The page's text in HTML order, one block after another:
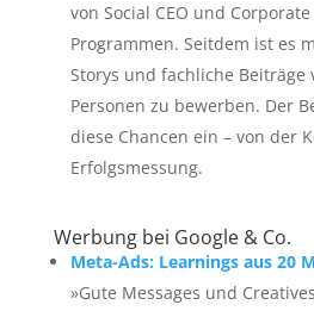
von Social CEO und
Programmen. Seitdem ist es
Storys und fachliche Beiträge
Personen zu bewerben. Der
diese Chancen ein – von der
Erfolgsmessung.
Werbung bei Google & Co.
Meta-Ads: Learnings aus 20
»Gute Messages und